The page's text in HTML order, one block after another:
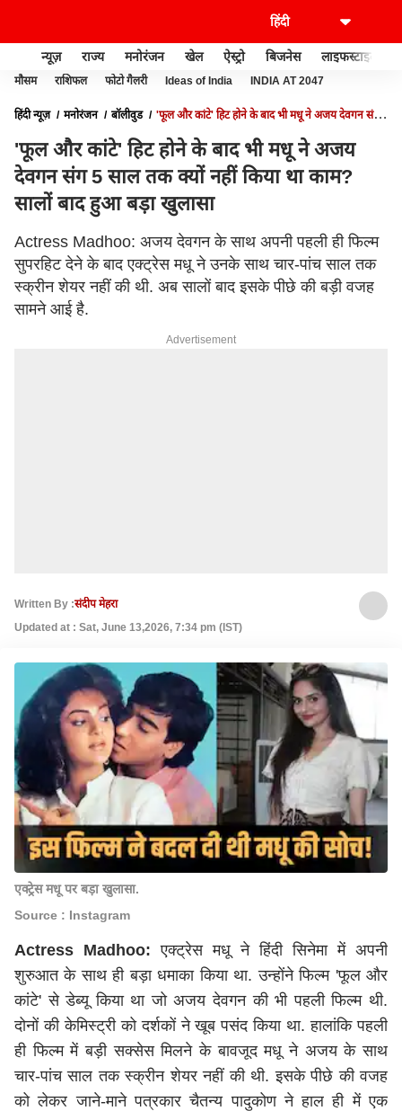
न्यूज़ राज्य मनोरंजन खेल ऐस्ट्रो बिजनेस लाइफस्टाइल
मौसम राशिफल फोटो गैलरी Ideas of India INDIA AT 2047
हिंदी न्यूज़ मनोरंजन बॉलीवुड
'फूल और कांटे' हिट होने के बाद भी मधू ने अजय देवगन संग
'फूल और कांटे' हिट होने के बाद भी मधू ने अजय
देवगन संग 5 साल तक क्यों नहीं किया था काम?
सालों बाद हुआ बड़ा खुलासा
Actress Madhoo: अजय देवगन के साथ अपनी पहली ही फिल्म
सुपरहिट देने के बाद एक्ट्रेस मधू ने उनके साथ चार-पांच साल तक
स्क्रीन शेयर नहीं की थी. अब सालों बाद इसके पीछे की बड़ी वजह
सामने आई है.
Advertisement
Written By :संदीप मेहरा
Updated at : Sat, June 13,2026, 7:34 pm (IST)
एक्ट्रेस मधू पर बड़ा खुलासा.
Source : Instagram
Actress Madhoo: एक्ट्रेस मधू ने हिंदी सिनेमा में अपनी
शुरुआत के साथ ही बड़ा धमाका किया था. उन्होंने फिल्म 'फूल और
कांटे' से डेब्यू किया था जो अजय देवगन की भी पहली फिल्म थी.
दोनों की केमिस्ट्री को दर्शकों ने खूब पसंद किया था. हालांकि पहली
ही फिल्म में बड़ी सक्सेस मिलने के बावजूद मधू ने अजय के साथ
चार-पांच साल तक स्क्रीन शेयर नहीं की थी. इसके पीछे की वजह
को लेकर जाने-माने पत्रकार चैतन्य पादुकोण ने हाल ही में एक